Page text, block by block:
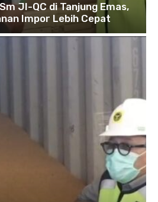
JI-QC di Tanjung Emas,
Impor Lebih Cepat